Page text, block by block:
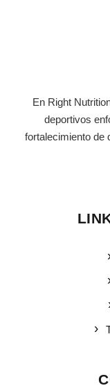
En Right
deportivos
fortalecimiento de